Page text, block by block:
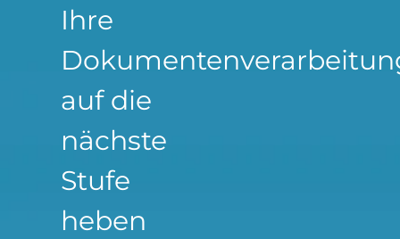
Ihre
auf die
nächste
Stufe
heben